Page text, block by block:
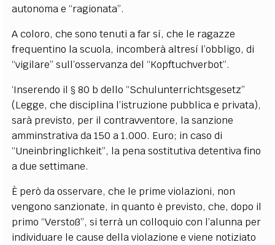
autonoma e “ragionata”.
A coloro, che sono tenuti a far sí, che le ragazze
frequentino la scuola, incomberà altresí l’obbligo, di
“vigilare” sull’osservanza del “Kopftuchverbot”.
‘Inserendo il § 80 b dello “Schulunterrichtsgesetz”
(Legge, che disciplina l’istruzione pubblica e privata),
sarà previsto, per il contravventore, la sanzione
amminstrativa da 150 a 1.000. Euro; in caso di
“Uneinbringlichkeit”, la pena sostitutiva detentiva fino
a due settimane.
È però da osservare, che le prime violazioni, non
vengono sanzionate, in quanto è previsto, che, dopo il
primo “Verstoß”, si terrà un colloquio con l’alunna per
individuare le cause della violazione e viene notiziato